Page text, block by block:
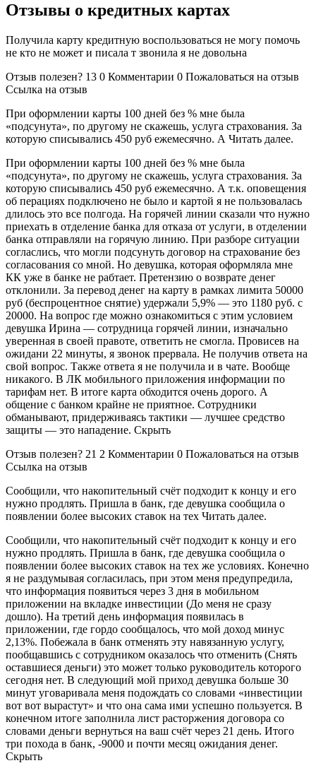
Отзывы о кредитных картах
Получила карту кредитную воспользоваться не могу помочь
не кто не может и писала т звонила я не довольна
Отзыв полезен? 13 0 Комментарии 0 Пожаловаться на отзыв
Ссылка на отзыв
При оформлении карты 100 дней без % мне была
«подсунута», по другому не скажешь, услуга страхования. За
которую списывались 450 руб ежемесячно. А Читать далее.
При оформлении карты 100 дней без % мне была
«подсунута», по другому не скажешь, услуга страхования. За
которую списывались 450 руб ежемесячно. А т.к. оповещения
об перациях подключено не было и картой я не пользовалась
длилось это все полгода. На горячей линии сказали что нужно
приехать в отделение банка для отказа от услуги, в отделении
банка отправляли на горячую линию. При разборе ситуации
согласлись, что могли подсунуть договор на страхование без
согласования со мной. Но девушка, которая оформляла мне
КК уже в банке не рабтает. Претензию о возврате денег
отклонили. За перевод денег на карту в рамках лимита 50000
руб (беспроцентное снятие) удержали 5,9% — это 1180 руб. с
20000. На вопрос где можно ознакомиться с этим условием
девушка Ирина — сотрудница горячей линии, изначально
уверенная в своей правоте, ответить не смогла. Провисев на
ожидани 22 минуты, я звонок прервала. Не получив ответа на
свой вопрос. Также ответа я не получила и в чате. Вообще
никакого. В ЛК мобильного приложения информации по
тарифам нет. В итоге карта обходится очень дорого. А
общение с банком крайне не приятное. Сотрудники
обманывают, придерживаясь тактики — лучшее средство
защиты — это нападение. Скрыть
Отзыв полезен? 21 2 Комментарии 0 Пожаловаться на отзыв
Ссылка на отзыв
Сообщили, что накопительный счёт подходит к концу и его
нужно продлять. Пришла в банк, где девушка сообщила о
появлении более высоких ставок на тех Читать далее.
Сообщили, что накопительный счёт подходит к концу и его
нужно продлять. Пришла в банк, где девушка сообщила о
появлении более высоких ставок на тех же условиях. Конечно
я не раздумывая согласилась, при этом меня предупредила,
что информация появиться через 3 дня в мобильном
приложении на вкладке инвестиции (До меня не сразу
дошло). На третий день информация появилась в
приложении, где гордо сообщалось, что мой доход минус
2,13%. Побежала в банк отменять эту навязанную услугу,
пообщавшись с сотрудником оказалось что отменить (Снять
оставшиеся деньги) это может только руководитель которого
сегодня нет. В следующий мой приход девушка больше 30
минут уговаривала меня подождать со словами «инвестиции
вот вот вырастут» и что она сама ими успешно пользуется. В
конечном итоге заполнила лист расторжения договора со
словами деньги вернуться на ваш счёт через 21 день. Итого
три похода в банк, -9000 и почти месяц ожидания денег.
Скрыть